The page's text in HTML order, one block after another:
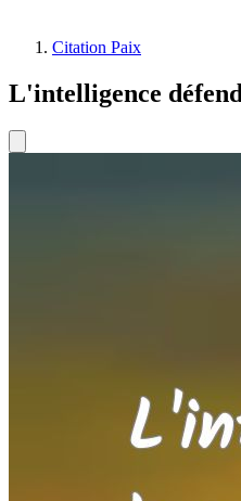
Citation Paix
L'intelligence